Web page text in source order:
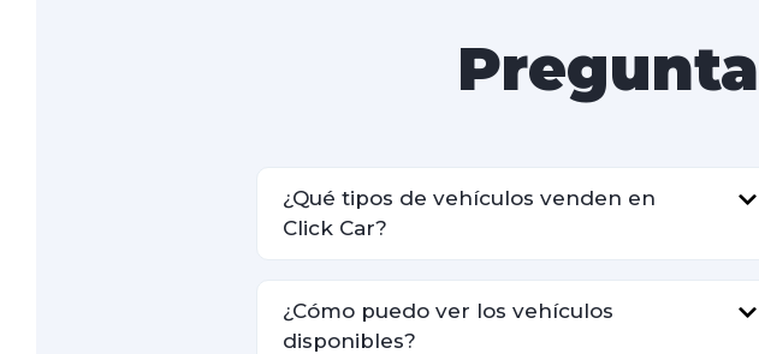
¿Qué tipos de vehículos venden en
Click Car?
¿Cómo puedo ver los vehículos
disponibles?